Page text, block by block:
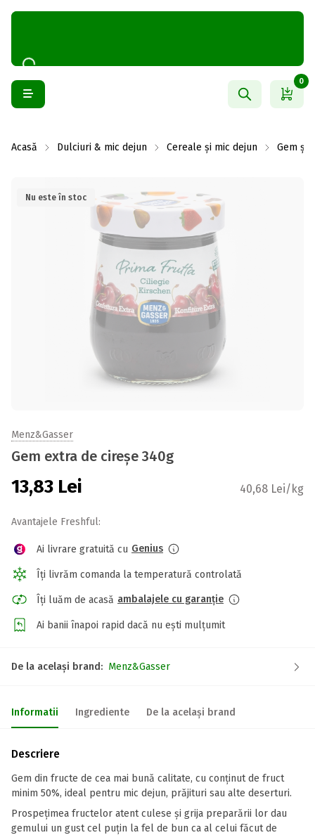
0
Acasă Dulciuri & mic dejun Cereale și mic dejun Gem și
Nu este în stoc
Menz&Gasser
Gem extra de cireșe 340g
13,83 Lei 40,68 Lei/kg
Avantajele Freshful:
Ai livrare gratuită cu Genius
Îți livrăm comanda la temperatură controlată
Îți luăm de acasă ambalajele cu garanție
Ai banii înapoi rapid dacă nu ești mulțumit
De la același brand: Menz&Gasser
Informatii Ingrediente De la același brand
Descriere
Gem din fructe de cea mai bună calitate, cu conținut de fruct
minim 50%, ideal pentru mic dejun, prăjituri sau alte deserturi.
Prospețimea fructelor atent culese și grija preparării lor dau
gemului un gust cel puțin la fel de bun ca al celui făcut de